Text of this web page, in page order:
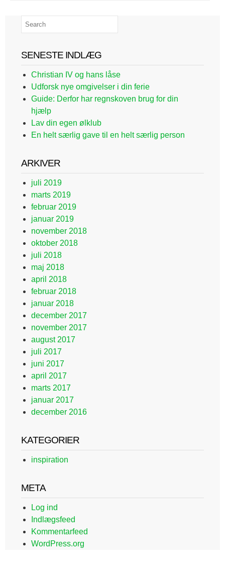
SENESTE INDLÆG
Christian IV og hans låse
Udforsk nye omgivelser i din ferie
Guide: Derfor har regnskoven brug for din
hjælp
Lav din egen ølklub
En helt særlig gave til en helt særlig person
ARKIVER
juli 2019
marts 2019
februar 2019
januar 2019
november 2018
oktober 2018
juli 2018
maj 2018
april 2018
februar 2018
januar 2018
december 2017
november 2017
august 2017
juli 2017
juni 2017
april 2017
marts 2017
januar 2017
december 2016
KATEGORIER
inspiration
META
Log ind
Indlægsfeed
Kommentarfeed
WordPress.org